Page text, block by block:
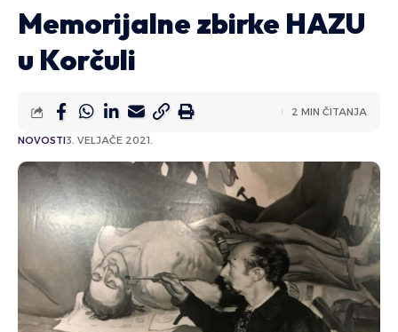
Memorijalne zbirke HAZU
u Korčuli
NOVOSTI3. VELJAČE 2021.
2 MIN ČITANJA